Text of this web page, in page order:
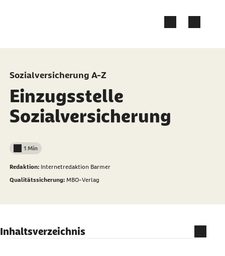
Sozialversicherung A-Z
Einzugsstelle
Sozialversicherung
Lesedauer weniger als
1 Min
Redaktion: Internetredaktion Barmer
Qualitätssicherung: MBO-Verlag
Inhaltsverzeichnis